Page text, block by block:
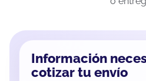
Información
cotizar tu envío